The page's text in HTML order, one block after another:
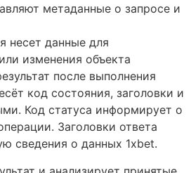
метаданные о запросе и
несет данные для
изменения объекта
после выполнения
код состояния, заголовки и
Код статуса информирует о
Заголовки ответа
сведения о данных 1xbet.